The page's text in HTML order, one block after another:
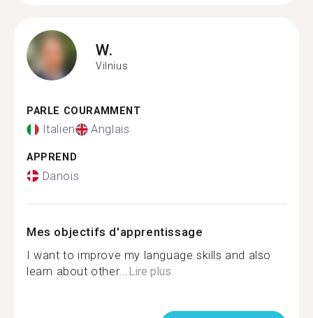
W.
Vilnius
PARLE COURAMMENT
Italien Anglais
APPREND
Danois
Mes objectifs d'apprentissage
I want to improve my language skills and also
learn about other... Lire plus